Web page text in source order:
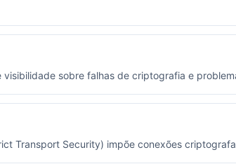
visibilidade sobre falhas de criptografia e
Transport Security) impõe conexões